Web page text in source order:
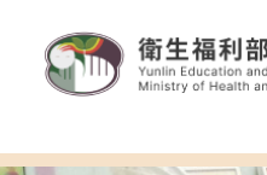
衛生福利部
Homepage
color